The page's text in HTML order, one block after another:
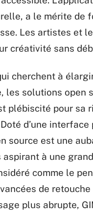
a le mérite de
Les artistes et
créativité sans
cherchent à
les solutions open
plébiscité pour sa
d’une
source est une
aspirant à une
comme le
de
plus abrupte,